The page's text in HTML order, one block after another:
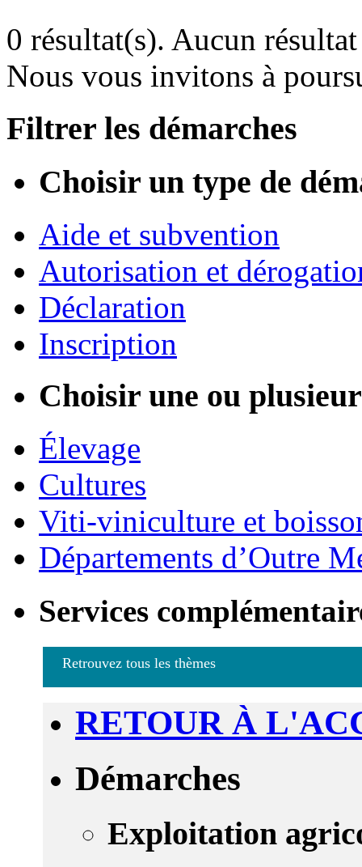
0 résultat(s). Aucun
Nous vous invitons à
Filtrer les démarches
Choisir un type de
Aide et subvention
Autorisation et
Déclaration
Inscription
Choisir une ou
Élevage
Cultures
Viti-viniculture et
Départements d’Outre
Services
Retrouvez tous les thèmes
RETOUR À
Démarches
Exploitation